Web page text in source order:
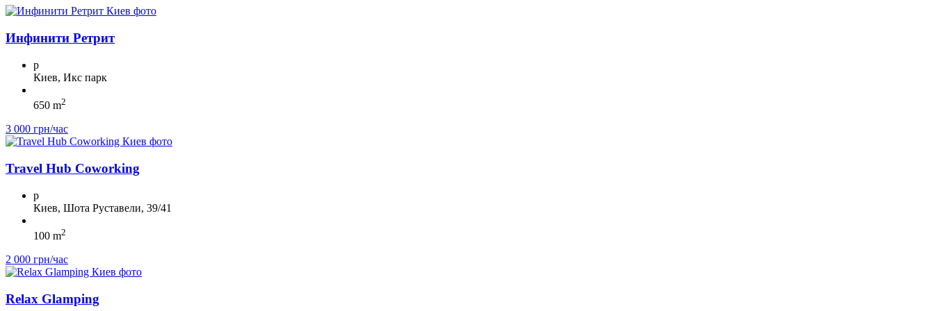
Инфинити Ретрит
p
Киев, Икс парк
650 m2
3 000 грн/час
Travel Hub Coworking
p
Киев, Шота Руставели, 39/41
100 m2
2 000 грн/час
Relax Glamping